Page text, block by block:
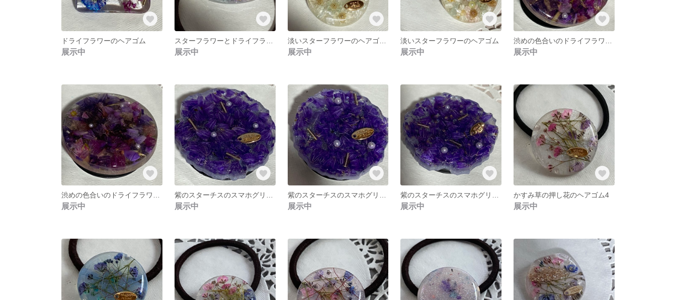
ドライフラワーのヘアゴム
展示中 展示中
淡いスターフラワーのヘアゴム2
展示中
淡いスターフラワーのヘアゴム
展示中 展示中
展示中 展示中 展示中 展示中
かすみ草の押し花のヘアゴム4
展示中